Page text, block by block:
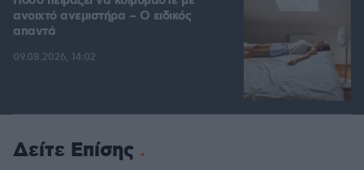
ανοιχτό ανεμιστήρα – Ο ειδικός
απαντά
09.08.2026, 14:02
Δείτε Επίσης